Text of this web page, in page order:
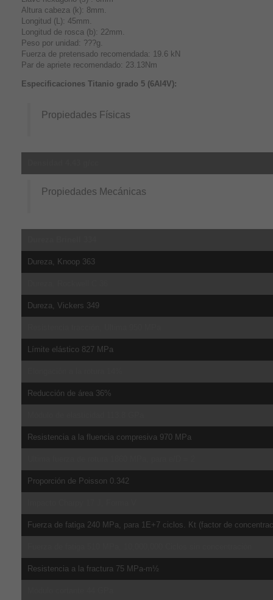
Altura cabeza (k): 8mm.
Longitud (L): 45mm.
Longitud de rosca (b): 22mm.
Peso por unidad: ???g.
Fuerza de pretensado recomendada: 19.6 kN
Par de apriete recomendado: 23.13Nm
Especificaciones Titanio grado 5 (6Al4V):
Propiedades Físicas
Propiedades Mecánicas
Dureza, Knoop 363
Dureza, Vickers 349
Límite elástico 827 MPa
Reducción de área 36%
Resistencia a la fluencia compresiva 970 MPa
Proporción de Poisson 0.342
Fuerza de fatiga 240 MPa, para 1E+7 ciclos. Kt (factor de
Resistencia a la fractura 75 MPa-m½